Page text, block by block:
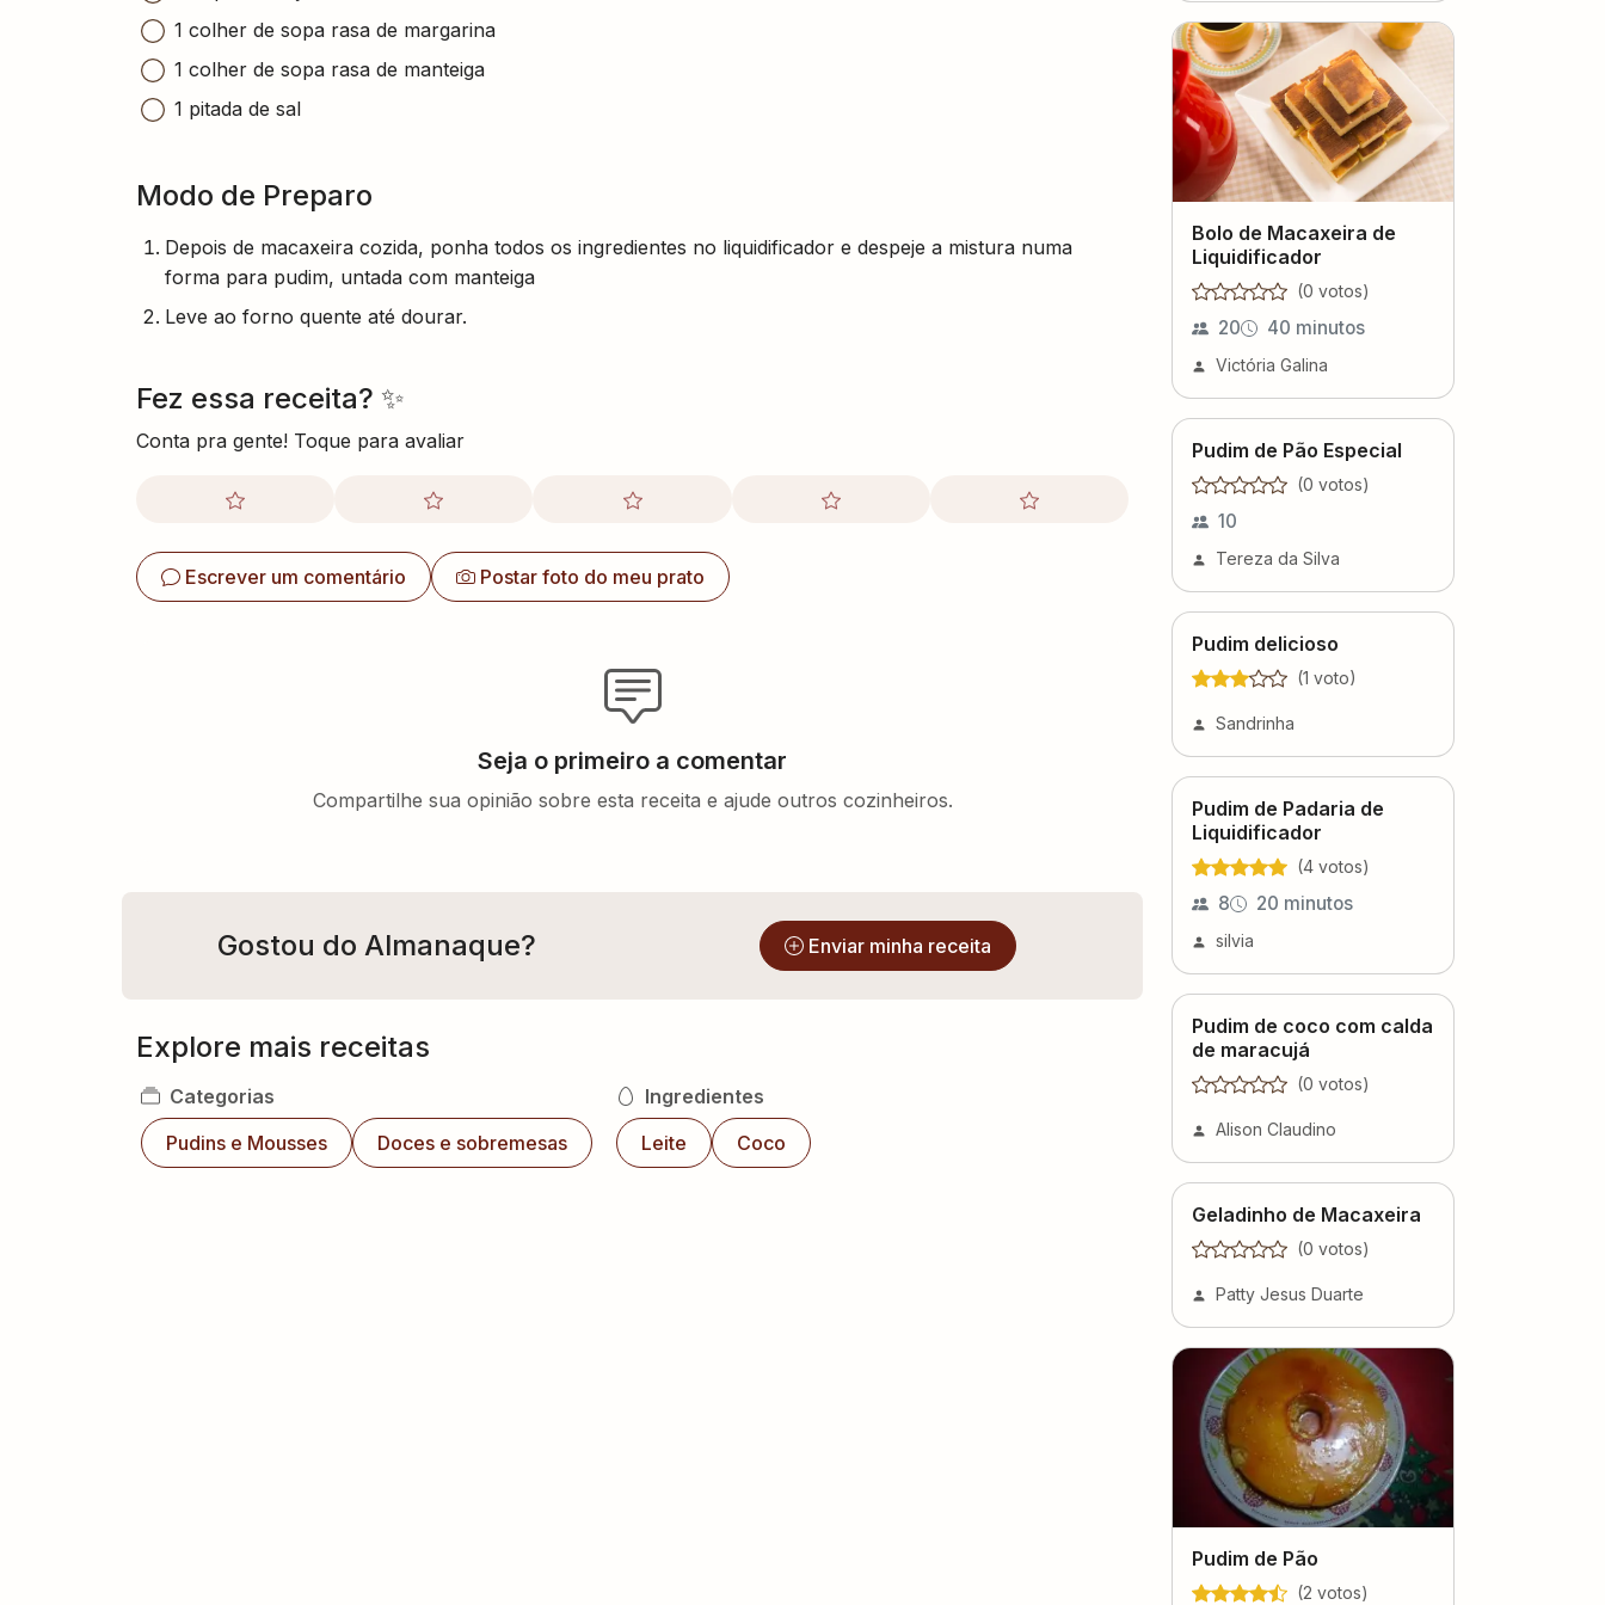
1 colher de sopa rasa de margarina
1 colher de sopa rasa de manteiga
1 pitada de sal
Modo de Preparo
Depois de macaxeira cozida, ponha todos os ingredientes no liquidificador e despeje a mistura numa
forma para pudim, untada com manteiga
Leve ao forno quente até dourar.
Fez essa receita? ✨
Conta pra gente! Toque para avaliar
Escrever um comentário Postar foto do meu prato
Seja o primeiro a comentar
Compartilhe sua opinião sobre esta receita e ajude outros cozinheiros.
Gostou do Almanaque? Enviar minha receita
Explore mais receitas
Categorias
Pudins e Mousses
Doces e sobremesas
Ingredientes
Leite
Coco
Bolo de Macaxeira de
Liquidificador
(0 votos)
20 40 minutos
Victória Galina
Pudim de Pão Especial
(0 votos)
10
Tereza da Silva
Pudim delicioso
(1 voto)
Sandrinha
Pudim de Padaria de
Liquidificador
(4 votos)
8 20 minutos
silvia
Pudim de coco com calda
de maracujá
(0 votos)
Alison Claudino
Geladinho de Macaxeira
(0 votos)
Patty Jesus Duarte
Pudim de Pão
(2 votos)